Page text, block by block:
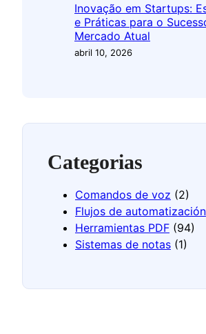
Inovação em Startups:
e Práticas para o
Mercado Atual
abril 10, 2026
Categorias
Comandos de voz (2)
Flujos de automatización
Herramientas PDF (94)
Sistemas de notas (1)